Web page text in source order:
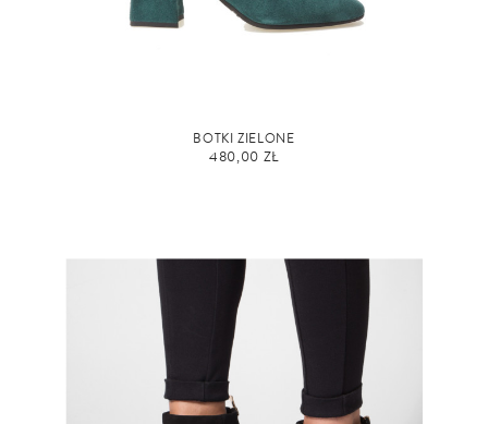
BOTKI ZIELONE
480,00 ZŁ